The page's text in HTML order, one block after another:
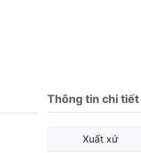
Thông tin chi tiết
Xuất xứ